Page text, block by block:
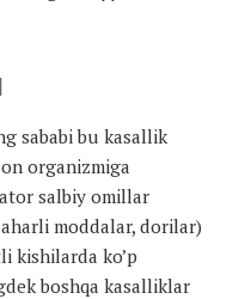
sababi bu kasallik
organizmiga
salbiy omillar
moddalar, dorilar)
kishilarda ko’p
boshqa kasalliklar